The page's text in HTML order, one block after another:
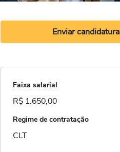
Enviar candidatura
Faixa salarial
R$ 1.650,00
Regime de contratação
CLT